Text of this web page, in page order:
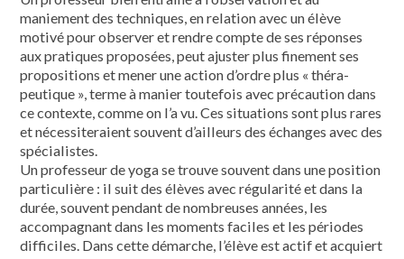
maniement des techniques, en relation avec un élève
motivé pour observer et rendre compte de ses réponses
aux pratiques proposées, peut ajuster plus finement ses
propositions et mener une action d’ordre plus « théra­
peutique », terme à manier toutefois avec précaution dans
ce contexte, comme on l’a vu. Ces situations sont plus rares
et nécessiteraient souvent d’ailleurs des échanges avec des
spécialistes.
Un professeur de yoga se trouve sou­vent dans une position
particulière : il suit des élèves avec régularité et dans la
durée, souvent pendant de nombreuses années, les
accompagnant dans les moments faciles et les périodes
difficiles. Dans cette démarche, l’élève est actif et acquiert